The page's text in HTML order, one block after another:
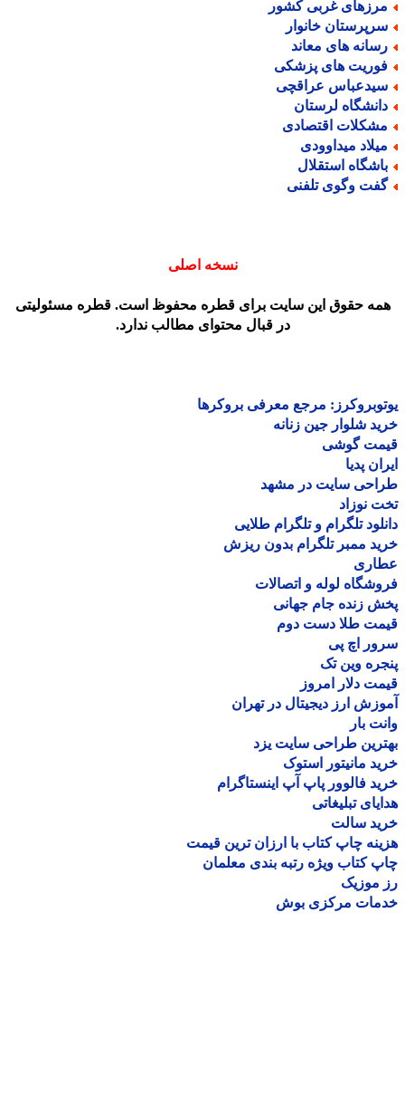
غربی کشور
خانوار
های معاند
های پزشکی
عراقچی
لرستان
اقتصادی
میداوودی
استقلال
وگوی تلفنی
نسخه اصلی
حقوق این سایت برای قطره محفوظ است. قطره مسئولیتی
در قبال محتوای مطالب ندارد.
مرجع معرفی بروکرها
شلوار جین زنانه
گوشی
پدیا
سایت در مشهد
نوزاد
تلگرام و تلگرام طلایی
ممبر تلگرام بدون ریزش
لوله و اتصالات
زنده جام جهانی
طلا دست دوم
اچ پی
وین تک
دلار امروز
ارز دیجیتال در تهران
بار
طراحی سایت یزد
مانیتور استوک
فالوور پاپ آپ اینستاگرام
تبلیغاتی
سالت
چاپ کتاب با ارزان ترین قیمت
کتاب ویژه رتبه بندی معلمان
موزیک
مرکزی بوش